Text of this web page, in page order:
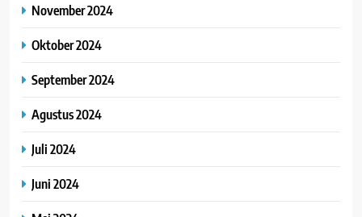
November 2024
Oktober 2024
September 2024
Agustus 2024
Juli 2024
Juni 2024